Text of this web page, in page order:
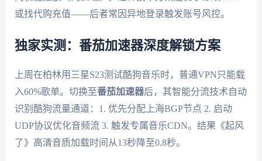
或找代购充值——后者常因异地登录触发账号风控。
独家实测：番茄加速器深度解锁方案
上周在柏林用三星S23测试酷狗音乐时，普通VPN只能载
入60%歌单。切换至番茄加速器后，其智能分流技术自动
识别酷狗流量通道：1. 优先分配上海BGP节点 2. 启动
UDP协议优化音频流 3. 触发专属音乐CDN。结果《起风
了》高清音质加载时间从13秒降至0.8秒。